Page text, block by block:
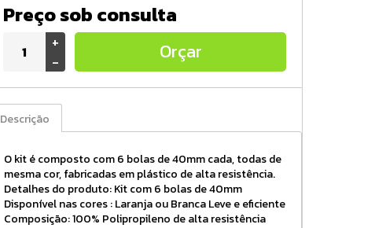
Preço sob consulta
+
-
Orçar
Descrição
O kit é composto com 6 bolas de 40mm cada, todas de
mesma cor, fabricadas em plástico de alta resistência.
Detalhes do produto: Kit com 6 bolas de 40mm
Disponível nas cores : Laranja ou Branca Leve e eficiente
Composição: 100% Polipropileno de alta resistência